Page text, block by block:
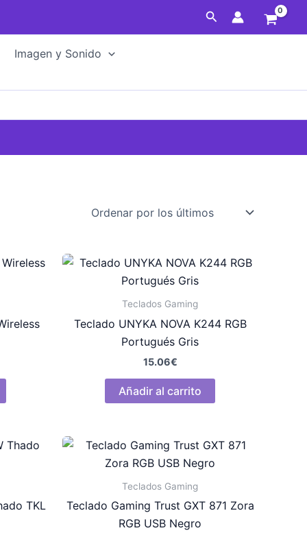
Buscar
Imagen y Sonido
Teclados Gaming
Teclado UNYKA NOVA K244 RGB
Portugués Gris
15.06€
Añadir al carrito
TKL
Teclados Gaming
Teclado Gaming Trust GXT 871 Zora
RGB USB Negro